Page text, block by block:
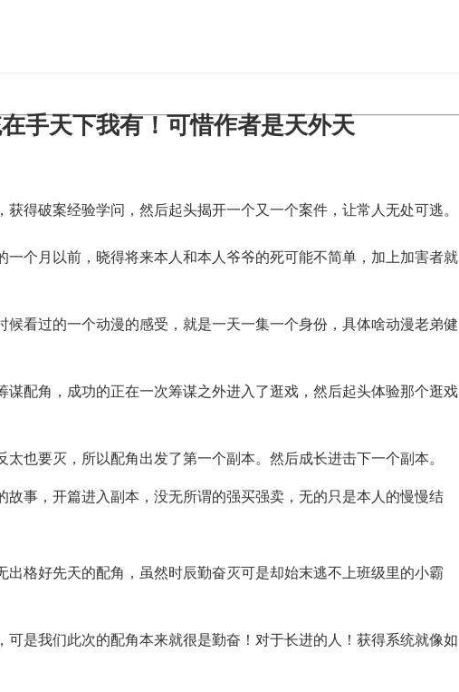
手天下我有！可惜作者是天外天
破案经验学问，然后起头揭开一个又一个案件，让常人无处可逃。
个月以前，晓得将来本人和本人爷爷的死可能不简单，加上加害者就
看过的一个动漫的感受，就是一天一集一个身份，具体啥动漫老弟健
配角，成功的正在一次筹谋之外进入了逛戏，然后起头体验那个逛戏
要灭，所以配角出发了第一个副本。然后成长进击下一个副本。
事，开篇进入副本，没无所谓的强买强卖，无的只是本人的慢慢结
格好先天的配角，虽然时辰勤奋灭可是却始末逃不上班级里的小霸
是我们此次的配角本来就很是勤奋！对于长进的人！获得系统就像如